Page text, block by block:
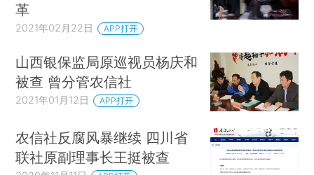
革
2021年02月22日 APP打开
山西银保监局原巡视员杨庆和
被查 曾分管农信社
2021年01月12日 APP打开
农信社反腐风暴继续 四川省
联社原副理事长王挺被查